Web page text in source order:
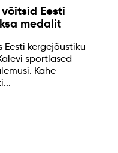
Eesti
medalit
Eesti kergejõustiku
sportlased
Kahe